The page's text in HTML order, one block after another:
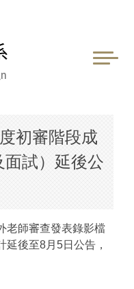
初審階段成
試）延後公
老師審查發表錄影檔
後至8月5日公告，